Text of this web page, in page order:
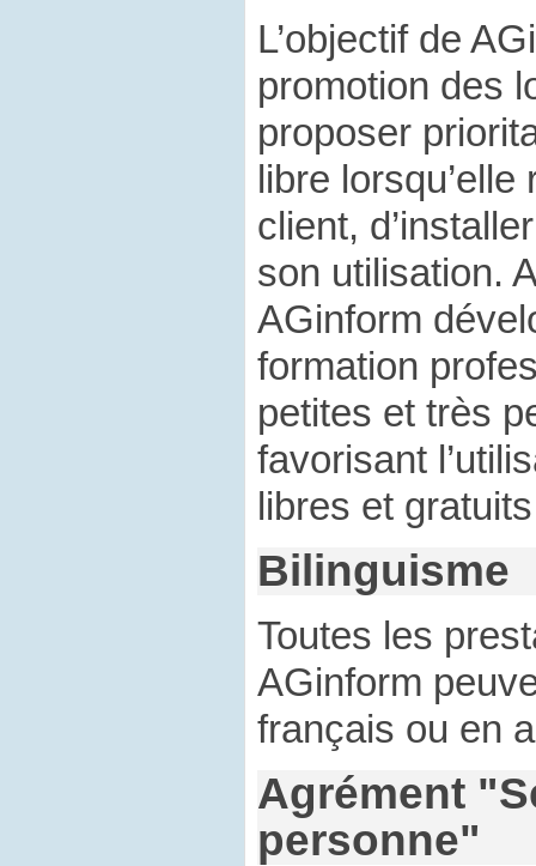
L’objectif de
promotion des
proposer
libre
client,
son utilisation.
AGinform
formation
petites et très
favorisant
libres et
Bilinguisme
Toutes les
AGinform
français ou en
Agrément
personne"